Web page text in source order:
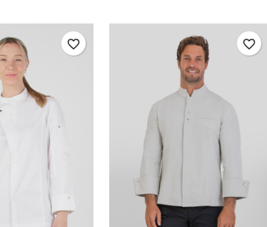
favorite_border favorite_border